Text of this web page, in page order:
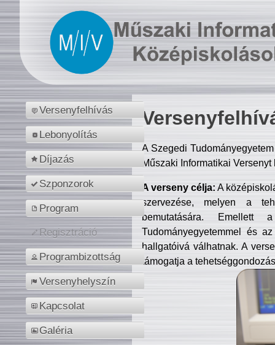
Versenyfelhívás
Lebonyolítás
Díjazás
Szponzorok
Program
Regisztráció
Programbizottság
Versenyhelyszín
Kapcsolat
Galéria
A Szegedi
Műszaki Informatikai
A verseny célja: A
szervezése, melyen a
bemutatására. Emellett
Tudományegyetemmel és
hallgatóivá válhatnak. A
támogatja a